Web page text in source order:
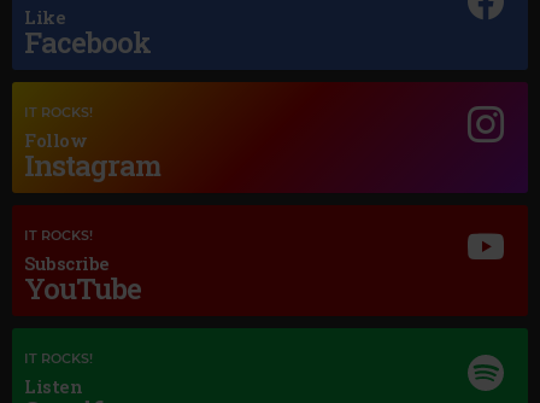
RICK HALE
Like
Facebook
IT ROCKS!
Follow
Instagram
IT ROCKS!
Subscribe
YouTube
IT ROCKS!
Listen